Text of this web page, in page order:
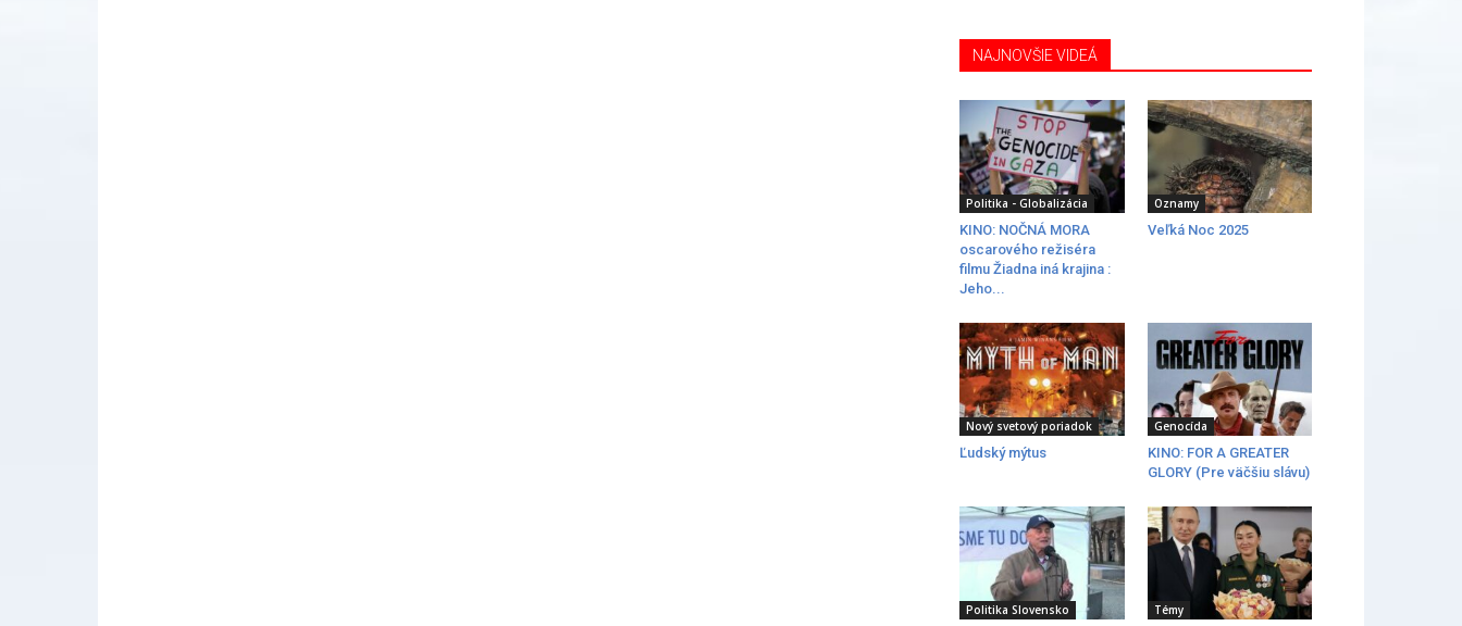
NAJNOVŠIE VIDEÁ
Politika - Globalizácia
KINO: NOČNÁ MORA
oscarového režiséra
filmu Žiadna iná krajina :
Jeho...
Oznamy
Veľká Noc 2025
Nový svetový poriadok
Ľudský mýtus
Genocída
KINO: FOR A GREATER
GLORY (Pre väčšiu slávu)
Politika Slovensko Témy